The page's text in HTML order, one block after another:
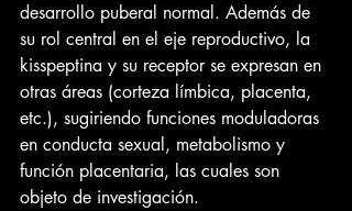
desarrollo puberal normal. Además de
su rol central en el eje reproductivo, la
kisspeptina y su receptor se expresan en
otras áreas (corteza límbica, placenta,
etc.), sugiriendo funciones moduladoras
en conducta sexual, metabolismo y
función placentaria, las cuales son
objeto de investigación.